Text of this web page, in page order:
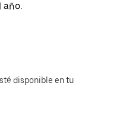
año.
disponible en tu